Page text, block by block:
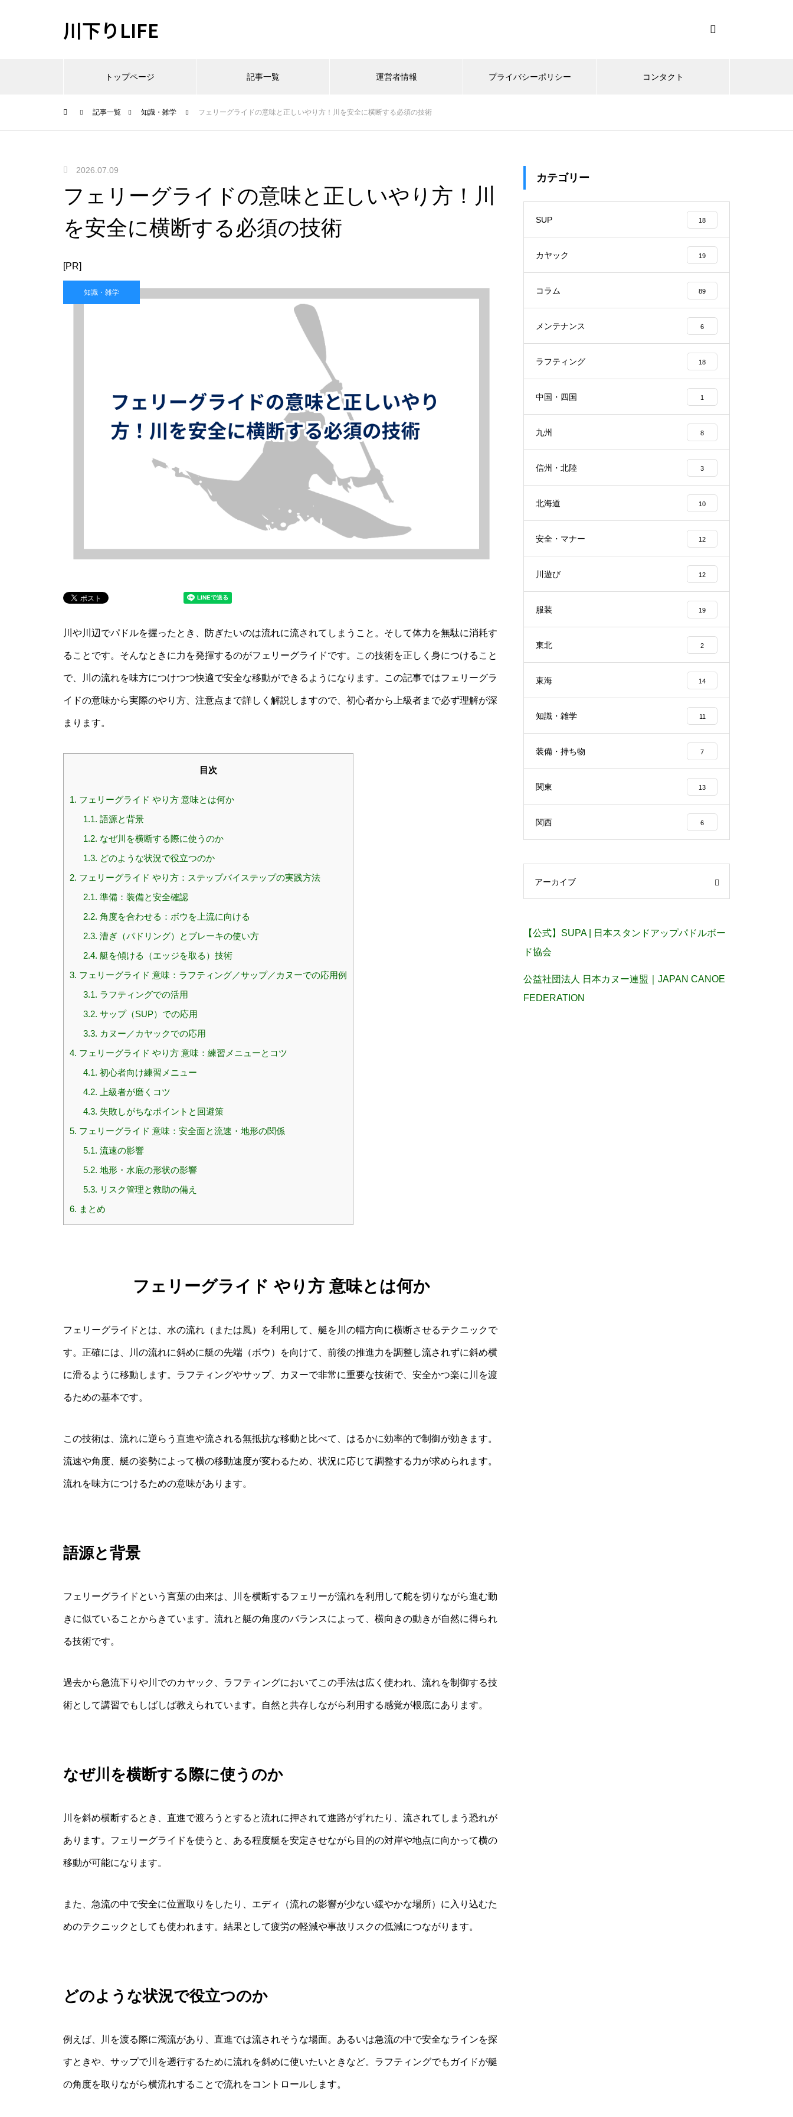
川下りLIFE
トップページ 記事一覧 運営者情報 プライバシーポリシー コンタクト
記事一覧 知識・雑学 フェリーグライドの意味と正しいやり方！川を安全に横断する必須の技術
2026.07.09
フェリーグライドの意味と正しいやり方！川
を安全に横断する必須の技術
[PR]
知識・雑学
川や川辺でパドルを握ったとき、防ぎたいのは流れに流されてしまうこと。そして体力を無駄に消耗す
ることです。そんなときに力を発揮するのがフェリーグライドです。この技術を正しく身につけること
で、川の流れを味方につけつつ快適で安全な移動ができるようになります。この記事ではフェリーグラ
イドの意味から実際のやり方、注意点まで詳しく解説しますので、初心者から上級者まで必ず理解が深
まります。
目次
1. フェリーグライド やり方 意味とは何か
1.1. 語源と背景
1.2. なぜ川を横断する際に使うのか
1.3. どのような状況で役立つのか
2. フェリーグライド やり方：ステップバイステップの実践方法
2.1. 準備：装備と安全確認
2.2. 角度を合わせる：ボウを上流に向ける
2.3. 漕ぎ（パドリング）とブレーキの使い方
2.4. 艇を傾ける（エッジを取る）技術
3. フェリーグライド 意味：ラフティング／サップ／カヌーでの応用例
3.1. ラフティングでの活用
3.2. サップ（SUP）での応用
3.3. カヌー／カヤックでの応用
4. フェリーグライド やり方 意味：練習メニューとコツ
4.1. 初心者向け練習メニュー
4.2. 上級者が磨くコツ
4.3. 失敗しがちなポイントと回避策
5. フェリーグライド 意味：安全面と流速・地形の関係
5.1. 流速の影響
5.2. 地形・水底の形状の影響
5.3. リスク管理と救助の備え
6. まとめ
フェリーグライド やり方 意味とは何か
フェリーグライドとは、水の流れ（または風）を利用して、艇を川の幅方向に横断させるテクニックで
す。正確には、川の流れに斜めに艇の先端（ボウ）を向けて、前後の推進力を調整し流されずに斜め横
に滑るように移動します。ラフティングやサップ、カヌーで非常に重要な技術で、安全かつ楽に川を渡
るための基本です。
この技術は、流れに逆らう直進や流される無抵抗な移動と比べて、はるかに効率的で制御が効きます。
流速や角度、艇の姿勢によって横の移動速度が変わるため、状況に応じて調整する力が求められます。
流れを味方につけるための意味があります。
語源と背景
フェリーグライドという言葉の由来は、川を横断するフェリーが流れを利用して舵を切りながら進む動
きに似ていることからきています。流れと艇の角度のバランスによって、横向きの動きが自然に得られ
る技術です。
過去から急流下りや川でのカヤック、ラフティングにおいてこの手法は広く使われ、流れを制御する技
術として講習でもしばしば教えられています。自然と共存しながら利用する感覚が根底にあります。
なぜ川を横断する際に使うのか
川を斜め横断するとき、直進で渡ろうとすると流れに押されて進路がずれたり、流されてしまう恐れが
あります。フェリーグライドを使うと、ある程度艇を安定させながら目的の対岸や地点に向かって横の
移動が可能になります。
また、急流の中で安全に位置取りをしたり、エディ（流れの影響が少ない緩やかな場所）に入り込むた
めのテクニックとしても使われます。結果として疲労の軽減や事故リスクの低減につながります。
どのような状況で役立つのか
例えば、川を渡る際に濁流があり、直進では流されそうな場面。あるいは急流の中で安全なラインを探
すときや、サップで川を遡行するために流れを斜めに使いたいときなど。ラフティングでもガイドが艇
の角度を取りながら横流れすることで流れをコントロールします。
カテゴリー
SUP 18
カヤック 19
コラム 89
メンテナンス 6
ラフティング 18
中国・四国 1
九州 8
信州・北陸 3
北海道 10
安全・マナー 12
川遊び 12
服装 19
東北 2
東海 14
知識・雑学 11
装備・持ち物 7
関東 13
関西 6
アーカイブ
【公式】SUPA | 日本スタンドアップパドルボー
ド協会
公益社団法人 日本カヌー連盟｜JAPAN CANOE
FEDERATION